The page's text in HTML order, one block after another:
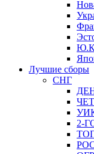
Лучшие сборы
СНГ
2-